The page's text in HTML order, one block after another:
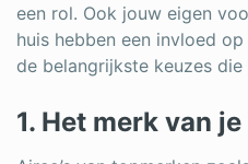
een rol. Ook jouw eigen
huis hebben een invloed
de belangrijkste keuzes die
1. Het merk van